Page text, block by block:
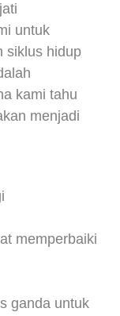
untuk
siklus hidup
kami tahu
menjadi
memperbaiki
ganda untuk